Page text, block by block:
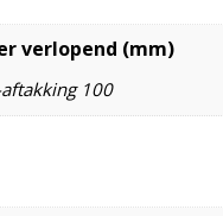
verlopend (mm)
100